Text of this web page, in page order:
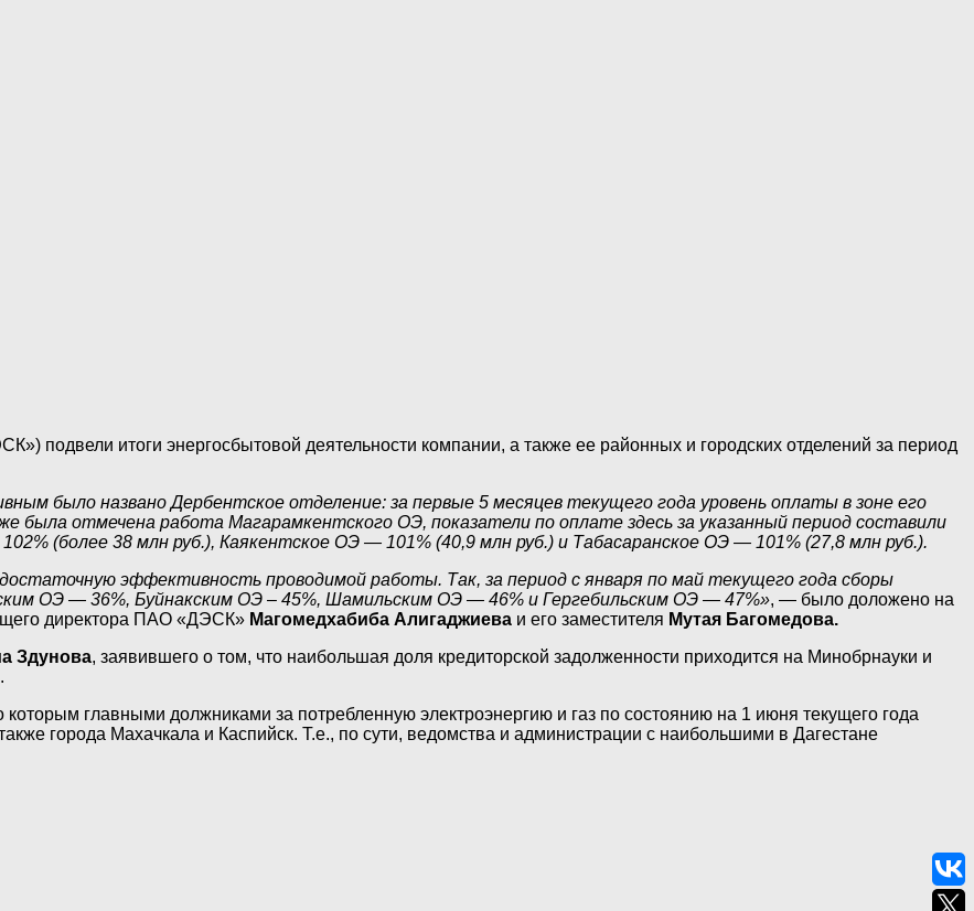
подвели итоги энергосбытовой деятельности компании, а также ее районных и городских отделений за период
было названо Дербентское отделение: за первые 5 месяцев текущего года уровень оплаты в зоне его
была отмечена работа Магарамкентского ОЭ, показатели по оплате здесь за указанный период составили
(более 38 млн руб.), Каякентское ОЭ — 101% (40,9 млн руб.) и Табасаранское ОЭ — 101% (27,8 млн руб.).
эффективность проводимой работы. Так, за период с января по май текущего года сборы
ОЭ — 36%, Буйнакским ОЭ – 45%, Шамильским ОЭ — 46% и Гергебильским ОЭ — 47%», — было доложено на
директора ПАО «ДЭСК» Магомедхабиба Алигаджиева и его заместителя Мутая Багомедова.
Здунова, заявившего о том, что наибольшая доля кредиторской задолженности приходится на Минобрнауки и
которым главными должниками за потребленную электроэнергию и газ по состоянию на 1 июня текущего года
города Махачкала и Каспийск. Т.е., по сути, ведомства и администрации с наибольшими в Дагестане